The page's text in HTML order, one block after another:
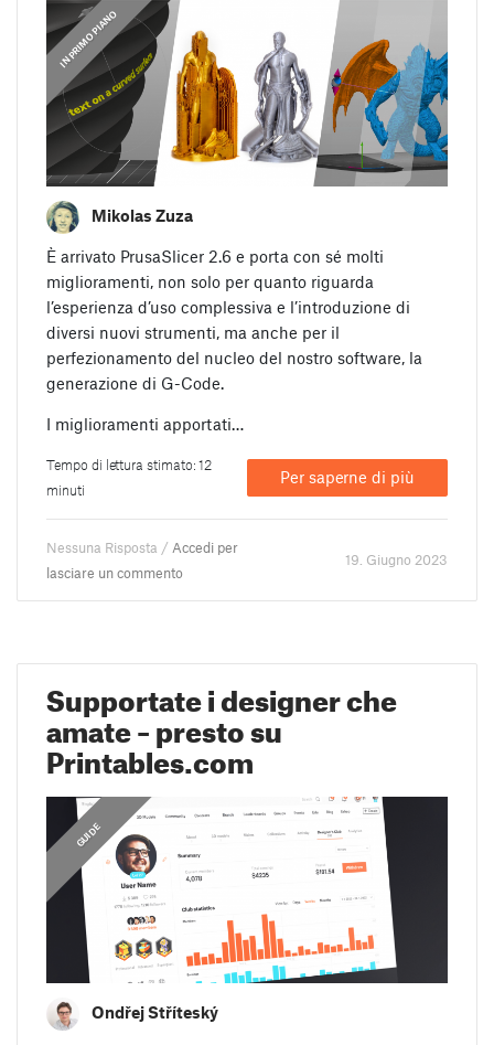
GUIDE
,
IN PRIMO PIANO
Mikolas Zuza
È arrivato PrusaSlicer 2.6 e porta con sé molti
miglioramenti, non solo per quanto riguarda
l’esperienza d’uso complessiva e l’introduzione di
diversi nuovi strumenti, ma anche per il
perfezionamento del nucleo del nostro software, la
generazione di G-Code.
I miglioramenti apportati…
Tempo di lettura stimato: 12
minuti
Per saperne di più
Nessuna Risposta / Accedi per
lasciare un commento
19. Giugno 2023
Supportate i designer che
amate – presto su
Printables.com
GUIDE
Ondřej Stříteský